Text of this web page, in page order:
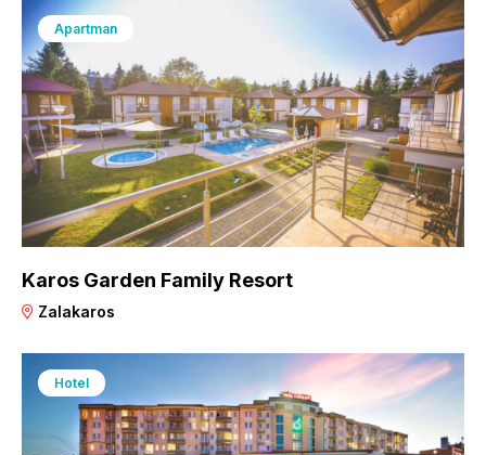
Apartman
Karos Garden Family Resort
Zalakaros
Hotel